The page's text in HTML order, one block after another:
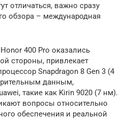
отличаться, важно сразу
обзора – международная
400 Pro оказались
стороны, привлекает
Snapdragon 8 Gen 3 (4
данным,
такие как Kirin 9020 (7 нм).
вопросы относительно
обеспечения и реальной